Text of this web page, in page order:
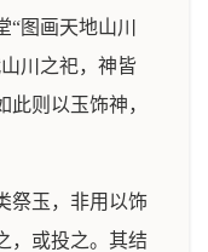
图画天地山川
川之祀，神皆
则以玉饰神，
祭玉，非用以饰
，或投之。其结